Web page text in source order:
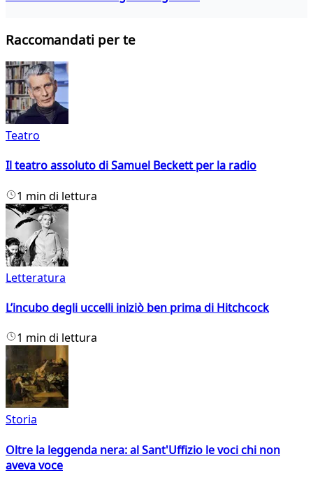
Raccomandati per te
Teatro
Il teatro assoluto di Samuel Beckett per la radio
1 min di lettura
Letteratura
L’incubo degli uccelli iniziò ben prima di Hitchcock
1 min di lettura
Storia
Oltre la leggenda nera: al Sant'Uffizio le voci chi non
aveva voce